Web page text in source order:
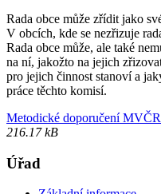
Rada obce může zřídit jako
V obcích, kde se nezřizuje
Rada obce může, ale také
na ní, jakožto na jejich
pro jejich činnost stanoví a
práce těchto komisí.
Metodické doporučení
216.17 kB
Úřad